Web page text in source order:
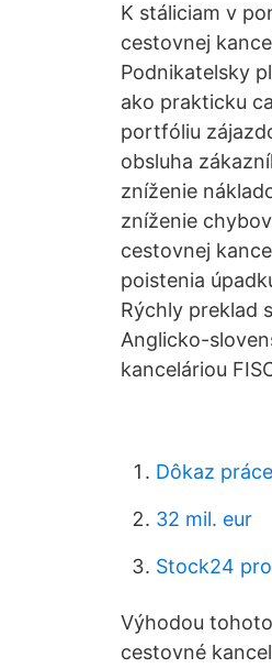
K stáliciam v
cestovnej
Podnikatelsky
ako prakticku
portfóliu
obsluha
zníženie
zníženie
cestovnej
poistenia
Rýchly preklad
Anglicko-
kanceláriou
Dôkaz
32 mil. eur
Stock24
Výhodou
cestovné